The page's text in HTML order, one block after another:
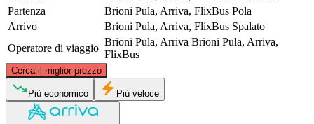
Partenza
Brioni Pula, Arriva, FlixBus Pola
Arrivo
Brioni Pula, Arriva, FlixBus Spalato
Operatore di viaggio
Brioni Pula, Arriva Brioni Pula, Arriva,
FlixBus
Cerca il miglior prezzo
Pula, Istria
Più economico Più veloce